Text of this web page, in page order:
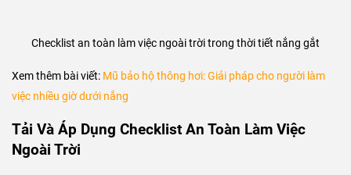
Checklist an toàn làm việc ngoài trời trong thời tiết nắng gắt
Xem thêm bài viết: Mũ bảo hộ thông hơi: Giải pháp cho người làm
việc nhiều giờ dưới nắng
Tải Và Áp Dụng Checklist An Toàn Làm Việc
Ngoài Trời